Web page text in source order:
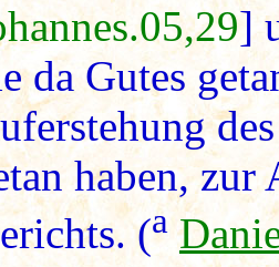
]
da Gutes
haben, zur
(a